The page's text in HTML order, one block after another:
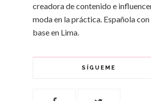
creadora de contenido e
moda en la práctica. Española con
base en Lima.
SÍGUEME